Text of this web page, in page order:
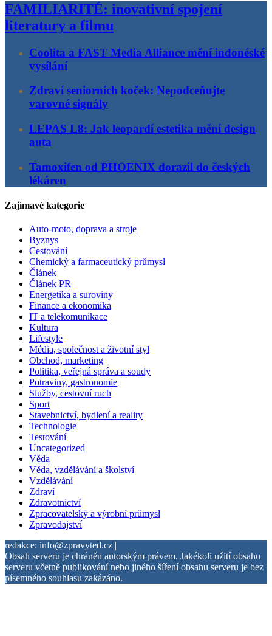
FAMILIARITÉ: inovativní spojení
literatury a filmu
Coolita a FAST Media Alliance mění indonéské
vysílání
Zdraví seniorních koček: Nepodceňujte
varovné signály
LEPAS L8: Jak leopardí estetika mění design
auta
Tamoxifen od PHOENIX dorazil do českých
lékáren
Zajímavé kategorie
Auto-moto, doprava a stroje
Byznys
Cestování
Chemický a farmaceutický průmysl
Článek
Článek PR
Energetika a suroviny
Finance a ekonomika
IT a telekomunikace
Kultura
Lifestyle
Média, společnost a životní styl
Obchod, marketing
Politika, veřejná správa a soudy
Potraviny, gastronomie
Služby, cestovní ruch
Sport
Stavebnictví, bydlení a reality
Technologie
Testování
Uncategorized
Věda
Věda, vzdělávání a školství
Vzdělávání
Zdraví
Zdravotnictví
Zpracovatelský a výrobní průmysl
Zpravodajství
redakce: info@zpravyted.cz |
Obsah serveru je chráněn autorským právem. Jakékoli užití obsahu
serveru včetně publikování nebo jiného šíření obsahu serveru je bez
písemného souhlasu zakázáno.